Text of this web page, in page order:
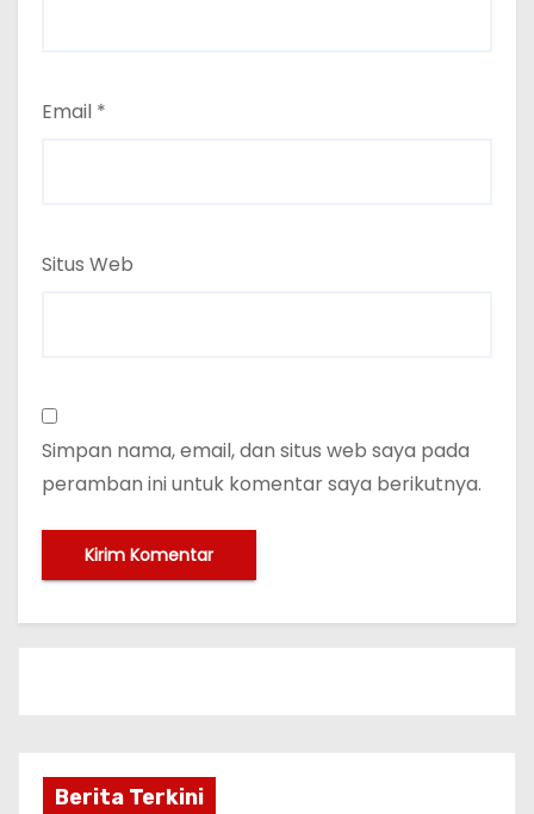
Email *
Situs Web
Simpan nama, email, dan situs web saya pada
peramban ini untuk komentar saya berikutnya.
Berita Terkini